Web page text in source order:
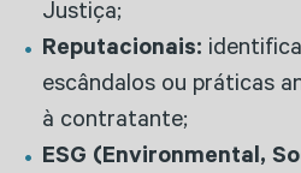
Justiça;
Reputacionais:
escândalos ou práticas
à contratante;
ESG (Environmental,